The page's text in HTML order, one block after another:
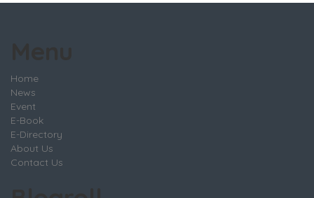
Home
News
Event
E-Book
E-Directory
About Us
Contact Us